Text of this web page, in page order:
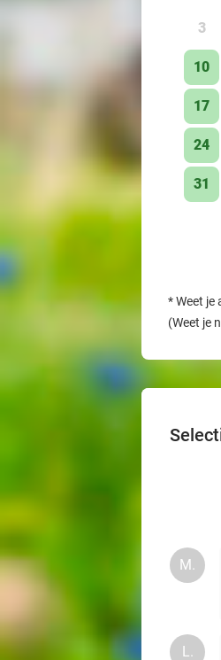
3
10
17
24
31
*Weet je
(Weet je
M.
L.